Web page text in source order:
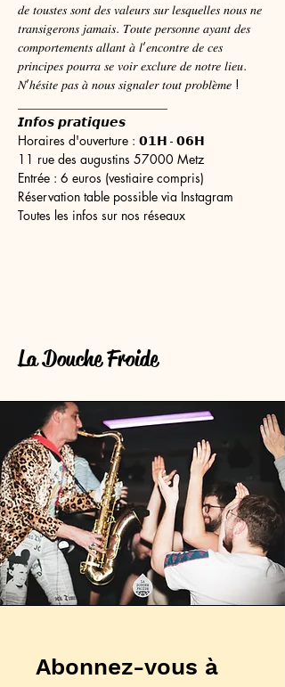
𝑑𝑒 𝑡𝑜𝑢𝑠𝑡𝑒𝑠 𝑠𝑜𝑛𝑡 𝑑𝑒𝑠 𝑣𝑎𝑙𝑒𝑢𝑟𝑠 𝑠𝑢𝑟 𝑙𝑒𝑠𝑞𝑢𝑒𝑙𝑙𝑒𝑠 𝑛𝑜𝑢𝑠 𝑛𝑒
𝑡𝑟𝑎𝑛𝑠𝑖𝑔𝑒𝑟𝑜𝑛𝑠 𝑗𝑎𝑚𝑎𝑖𝑠. 𝑇𝑜𝑢𝑡𝑒 𝑝𝑒𝑟𝑠𝑜𝑛𝑛𝑒 𝑎𝑦𝑎𝑛𝑡 𝑑𝑒𝑠
𝑐𝑜𝑚𝑝𝑜𝑟𝑡𝑒𝑚𝑒𝑛𝑡𝑠 𝑎𝑙𝑙𝑎𝑛𝑡 𝑎̀ 𝑙’𝑒𝑛𝑐𝑜𝑛𝑡𝑟𝑒 𝑑𝑒 𝑐𝑒𝑠
𝑝𝑟𝑖𝑛𝑐𝑖𝑝𝑒𝑠 𝑝𝑜𝑢𝑟𝑟𝑎 𝑠𝑒 𝑣𝑜𝑖𝑟 𝑒𝑥𝑐𝑙𝑢𝑟𝑒 𝑑𝑒 𝑛𝑜𝑡𝑟𝑒 𝑙𝑖𝑒𝑢.
𝑁’ℎ𝑒́𝑠𝑖𝑡𝑒 𝑝𝑎𝑠 𝑎̀ 𝑛𝑜𝑢𝑠 𝑠𝑖𝑔𝑛𝑎𝑙𝑒𝑟 𝑡𝑜𝑢𝑡 𝑝𝑟𝑜𝑏𝑙𝑒̀𝑚𝑒 !
𝙄𝙣𝙛𝙤𝙨 𝙥𝙧𝙖𝙩𝙞𝙦𝙪𝙚𝙨
Horaires d'ouverture : 𝟬𝟭𝗛 - 𝟬𝟲𝗛
11 rue des augustins 57000 Metz
Entrée : 6 euros (vestiaire compris)
Réservation table possible via Instagram
Toutes les infos sur nos réseaux
La Douche Froide
Abonnez-vous à